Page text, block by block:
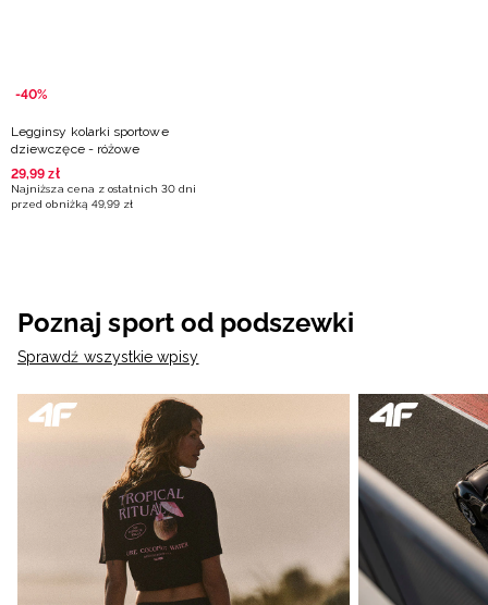
-40%
Legginsy kolarki sportowe
dziewczęce - różowe
29,99 zł
Najniższa cena z ostatnich 30 dni
przed obniżką 49,99 zł
Poznaj sport od podszewki
Sprawdź wszystkie wpisy